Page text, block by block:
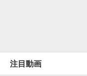
注目動画